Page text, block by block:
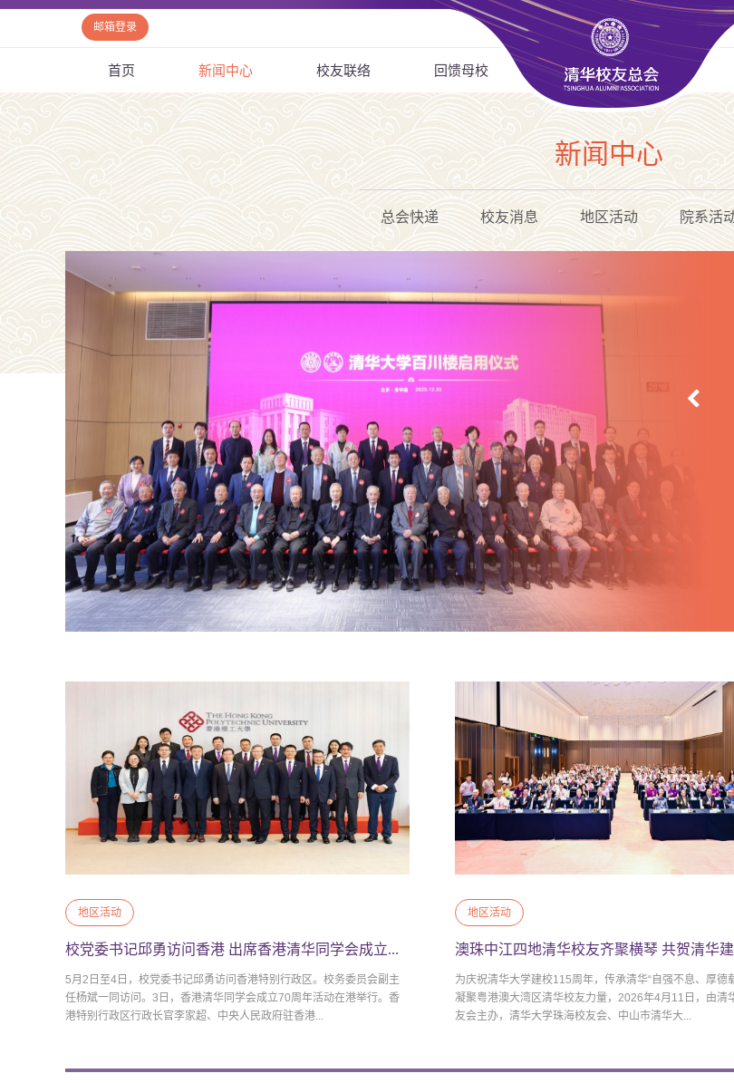
邮箱登录
首页 新闻中心 校友联络 回馈母校
新闻中心
总会快递 校友消息 地区活动 院系活
校党委书记邱勇访问香港 出席香港清华同学会成立...
5月2日至4日，校党委书记邱勇访问香港特别行政区。校务委员会副主
任杨斌一同访问。3日，香港清华同学会成立70周年活动在港举行。香
港特别行政区行政长官李家超、中央人民政府驻香港...
地区活动
澳珠中江四地清华校友齐聚横琴 共贺清华建
为庆祝清华大学建校115周年，传承清华“自强不息、厚德
凝聚粤港澳大湾区清华校友力量，2026年4月11日，由清
友会主办，清华大学珠海校友会、中山市清华大...
地区活动